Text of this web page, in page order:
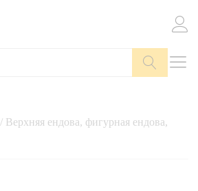
/ Верхняя ендова, фигурная ендова,